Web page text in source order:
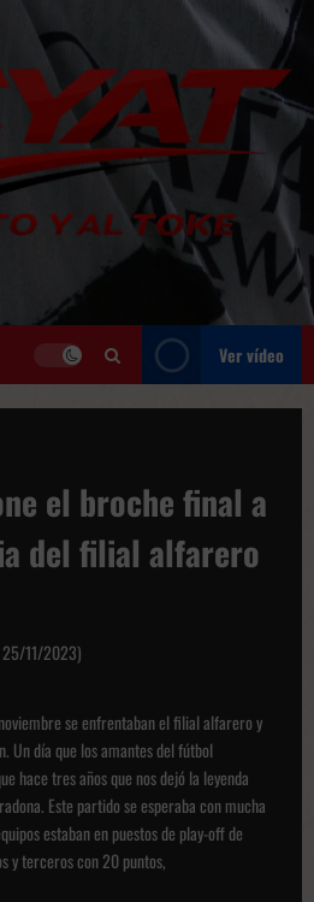
Ver vídeo
el broche final a
del filial alfarero
11/2023)
se enfrentaban el filial alfarero y
día que los amantes del fútbol
hace tres años que nos dejó la leyenda
Este partido se esperaba con mucha
estaban en puestos de play-off de
y terceros con 20 puntos,